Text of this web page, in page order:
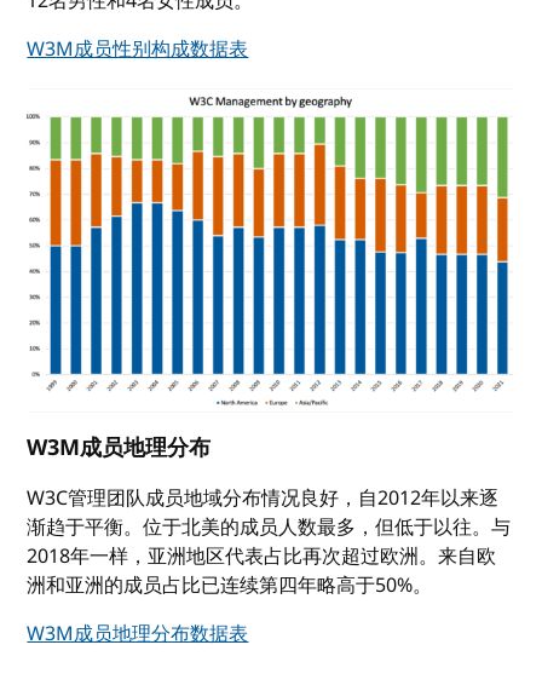
W3M成员性别构成数据表
W3M成员地理分布
W3C管理团队成员地域分布情况良好，自2012年以来逐
渐趋于平衡。位于北美的成员人数最多，但低于以往。与
2018年一样，亚洲地区代表占比再次超过欧洲。来自欧
洲和亚洲的成员占比已连续第四年略高于50%。
W3M成员地理分布数据表